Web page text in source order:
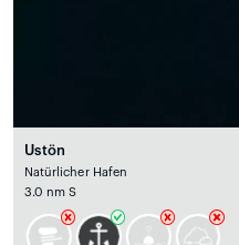
Ustön
Natürlicher Hafen
3.0 nm S